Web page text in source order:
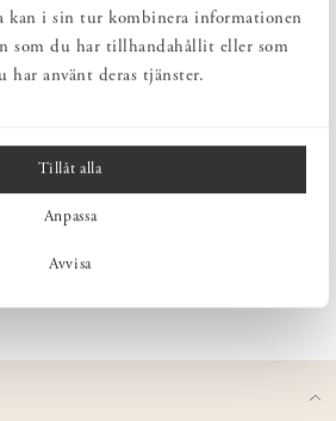
kan i sin tur kombinera informationen
som du har tillhandahållit eller som
har använt deras tjänster.
Tillåt alla
Anpassa
Avvisa
kunna bestämma färg till dina
prov skiljer sig från hur ytbehandling